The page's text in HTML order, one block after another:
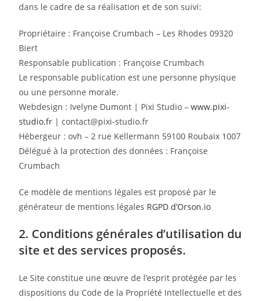
dans le cadre de sa réalisation et de son suivi:
Propriétaire : Françoise Crumbach – Les Rhodes 09320
Biert
Responsable publication : Françoise Crumbach
Le responsable publication est une personne physique
ou une personne morale.
Webdesign : Ivelyne Dumont | Pixi Studio –www.pixi-
studio.fr | contact@pixi-studio.fr
Hébergeur : ovh – 2 rue Kellermann 59100 Roubaix 1007
Délégué à la protection des données : Françoise
Crumbach
Ce modèle de mentions légales est proposé par le
générateur de mentions légales RGPD d’Orson.io
2. Conditions générales d’utilisation du
site et des services proposés.
Le Site constitue une œuvre de l’esprit protégée par les
dispositions du Code de la Propriété Intellectuelle et des